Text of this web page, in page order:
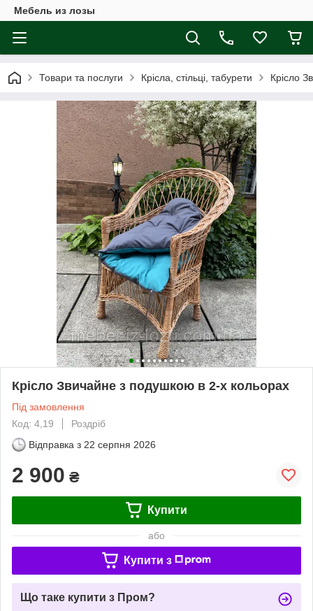
Мебель из лозы
Товари та послуги Крісла, стільці, табурети Крісло
Крісло Звичайне з подушкою в 2-х кольорах
Під замовлення
Код: 4,19
Роздріб
Відправка з 22 серпня 2026
2 900 ₴
Купити
або
Купити з
Що таке купити з Пром?